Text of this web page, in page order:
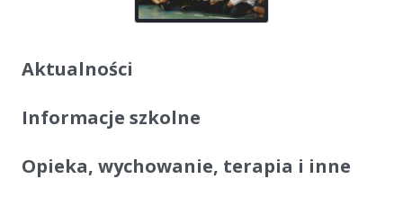
Aktualności
Informacje szkolne
Opieka, wychowanie, terapia i inne